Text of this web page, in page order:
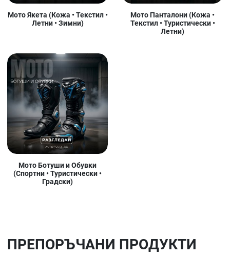
Мото Якета (Кожа • Текстил •
Летни • Зимни)
Мото Панталони (Кожа •
Текстил • Туристически •
Летни)
Мото Ботуши и Обувки
(Спортни • Туристически •
Градски)
ПРЕПОРЪЧАНИ ПРОДУКТИ